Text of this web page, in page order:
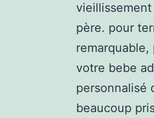
père. pour
votre bebe
personnalisé
beaucoup